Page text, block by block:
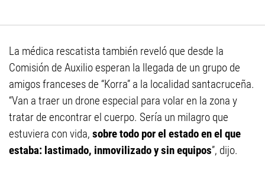
La médica rescatista también reveló que desde la
Comisión de Auxilio esperan la llegada de un grupo de
amigos franceses de “Korra” a la localidad santacruceña.
“Van a traer un drone especial para volar en la zona y
tratar de encontrar el cuerpo. Sería un milagro que
estuviera con vida, sobre todo por el estado en el que
estaba: lastimado, inmovilizado y sin equipos”, dijo.